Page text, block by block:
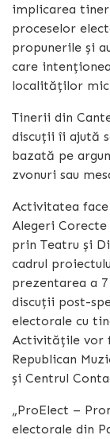
implicarea
proceselor
propunerile și
care
localităților
Tinerii din
discuții îi ajută
bazată pe
zvonuri sau
Activitatea
Alegeri
prin Teatru și
cadrul
prezentarea a
discuții post-
electorale cu
Activitățile vor
Republican
și Centrul
„ProElect –
electorale din